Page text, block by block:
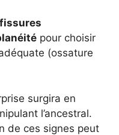
pour choisir
(ossature
surgira en
l’ancestral.
de ces signes peut